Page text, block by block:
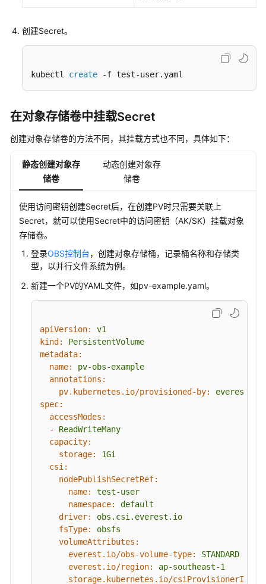
存
文
件
存
（SFS
Turbo）
对
储
（OBS）
对
概
述
过
静
态
存
储
卷
使
用
对
象
存
创建Secret。
kubectl create -f test-user.yaml
在对象存储卷中挂载Secret
创建对象存储卷的方法不同，其挂载方式也不同，具体如下：
静态创建对象存
储卷
动态创建对象存
储卷
使用访问密钥创建Secret后，在创建PV时只需要关联上
Secret，就可以使用Secret中的访问密钥（AK/SK）挂载对象
存储卷。
登录OBS控制台，创建对象存储桶，记录桶名称和存储类
型，以并行文件系统为例。
新建一个PV的YAML文件，如pv-example.yaml。
apiVersion:
v1
kind:
PersistentVolume
metadata:
name:
pv-obs-example
annotations:
pv.kubernetes.io/provisioned-by:
everest-
spec:
accessModes:
-
ReadWriteMany
capacity:
storage:
1Gi
csi:
nodePublishSecretRef:
name:
test-user
namespace:
default
driver:
obs.csi.everest.io
fsType:
obsfs
volumeAttributes:
everest.io/obs-volume-type:
STANDARD
everest.io/region:
ap-southeast-1
storage.kubernetes.io/